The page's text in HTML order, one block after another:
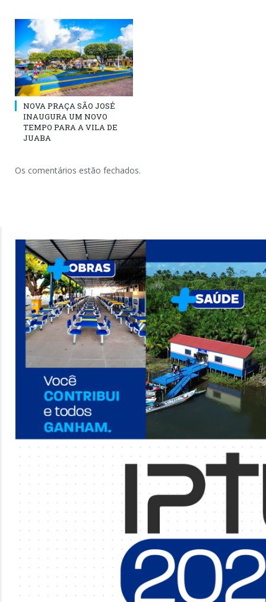
NOVA PRAÇA SÃO JOSÉ
INAUGURA UM NOVO
TEMPO PARA A VILA DE
JUABA
Os comentários estão fechados.